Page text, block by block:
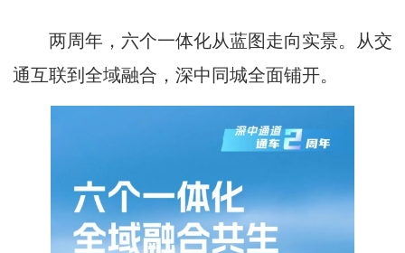
两周年，六个一体化从蓝图走向实景。从交
通互联到全域融合，深中同城全面铺开。